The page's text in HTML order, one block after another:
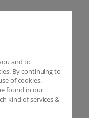
a
forma
and to
By continuing to
of cookies.
found in our
kind of services &